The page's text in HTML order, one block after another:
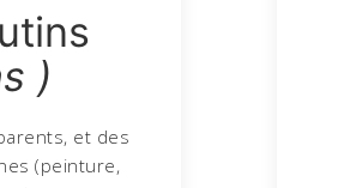
)
et des
(peinture,